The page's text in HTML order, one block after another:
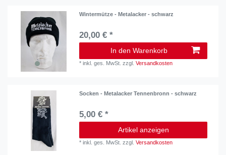
Wintermütze - Metalacker - schwarz
20,00 € *
In den Warenkorb
*inkl. ges. MwSt. zzgl.Versandkosten
Socken - Metalacker Tennenbronn - schwarz
5,00 € *
Artikel anzeigen
*inkl. ges. MwSt. zzgl.Versandkosten